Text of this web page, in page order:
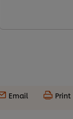
Print
Email